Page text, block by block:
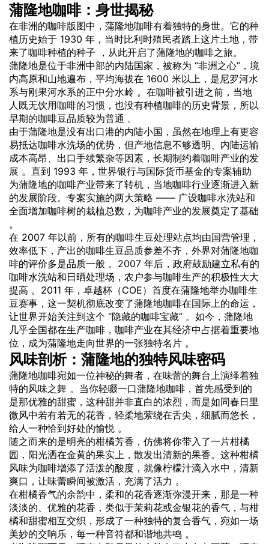
蒲隆地咖啡：身世揭秘
在非洲的咖啡版图中，蒲隆地咖啡有着独特的身世。它的种
植历史始于 1930 年，当时比利时殖民者踏上这片土地，带
来了咖啡种植的种子 ，从此开启了蒲隆地的咖啡之旅。
蒲隆地是位于非洲中部的内陆国家，被称为 “非洲之心”，境
内高原和山地遍布，平均海拔在 1600 米以上，是尼罗河水
系与刚果河水系的正中分水岭 。在咖啡被引进之前，当地
人既无饮用咖啡的习惯，也没有种植咖啡的历史背景，所以
早期的咖啡豆品质较为普通 。
由于蒲隆地是没有出口港的内陆小国，虽然在地理上有更容
易抵达咖啡水洗场的优势，但产地信息不够透明、内陆运输
成本高昂、出口手续繁杂等因素，长期制约着咖啡产业的发
展 。直到 1993 年，世界银行与国际货币基金的专案辅助
为蒲隆地的咖啡产业带来了转机，当地咖啡行业逐渐进入新
的发展阶段。专案实施的两大策略 —— 广设咖啡水洗站和
全面增加咖啡树的栽植总数，为咖啡产业的发展奠定了基础
。
在 2007 年以前，所有的咖啡生豆处理站点均由国营管理，
效率低下，产出的咖啡生豆品质参差不齐，外界对蒲隆地咖
啡的评价多是品质一般 。2007 年后，政府鼓励建立私有的
咖啡水洗站和日晒处理场，农户参与咖啡生产的积极性大大
提高 。2011 年，卓越杯（COE）首度在蒲隆地举办咖啡生
豆赛事，这一契机彻底改变了蒲隆地咖啡在国际上的命运，
让世界开始关注到这个 “隐藏的咖啡宝藏” 。如今，蒲隆地
几乎全国都在生产咖啡，咖啡产业在其经济中占据着重要地
位，成为蒲隆地走向世界的一张独特名片 。
风味剖析：蒲隆地的独特风味密码
蒲隆地咖啡宛如一位神秘的舞者，在味蕾的舞台上演绎着独
特的风味之舞 。当你轻啜一口蒲隆地咖啡，首先感受到的
是那优雅的甜蜜，这种甜并非直白的浓烈，而是如同春日里
微风中若有若无的花香，轻柔地萦绕在舌尖，细腻而悠长，
给人一种恰到好处的愉悦 。
随之而来的是明亮的柑橘芳香，仿佛将你带入了一片柑橘
园，阳光洒在金黄的果实上，散发出清新的果香。这种柑橘
风味为咖啡增添了活泼的酸度，就像柠檬汁滴入水中，清新
爽口，让味蕾瞬间被激活，充满了活力 。
在柑橘香气的余韵中，柔和的花香逐渐弥漫开来，那是一种
淡淡的、优雅的花香，类似于茉莉花或金银花的香气，与柑
橘和甜蜜相互交织，形成了一种独特的复合香气，宛如一场
美妙的交响乐，每一种音符都和谐地共鸣 。